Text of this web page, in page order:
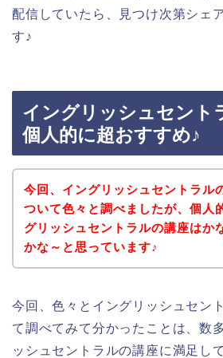
配信していたら、見つけ次第シェ
す♪
イングリッシュセント
個人的に超おすすめ♪
今回、イングリッシュセントラル
ついて色々と調べましたが、個人
グリッシュセントラルの講座はか
かな～と思っています♪
今回、色々とイングリッシュセン
て調べてみて分かったことは、数
ッシュセントラルの講座に満足し